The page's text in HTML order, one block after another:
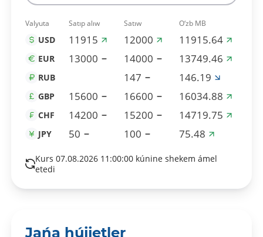
Valyuta Satıp alıw Satıw O‘zb MB
USD 11915 12000 11915.64
EUR 13000 14000 13749.46
RUB 147 146.19
GBP 15600 16600 16034.88
CHF 14200 15200 14719.75
JPY 50 100 75.48
Kurs 07.08.2026 11:00:00 kúnine shekem ámel
etedi
Jańa hújjetler